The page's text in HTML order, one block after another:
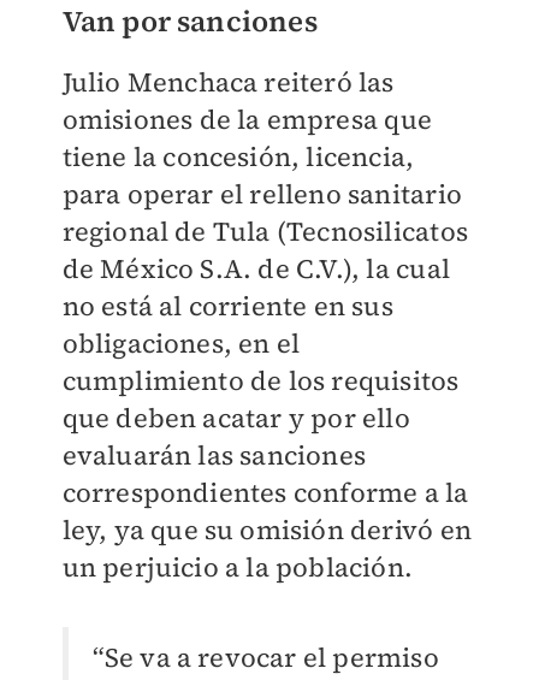
Van por sanciones
Julio Menchaca reiteró las
omisiones de la empresa que
tiene la concesión, licencia,
para operar el relleno sanitario
regional de Tula (Tecnosilicatos
de México S.A. de C.V.), la cual
no está al corriente en sus
obligaciones, en el
cumplimiento de los requisitos
que deben acatar y por ello
evaluarán las sanciones
correspondientes conforme a la
ley, ya que su omisión derivó en
un perjuicio a la población.
“Se va a revocar el permiso